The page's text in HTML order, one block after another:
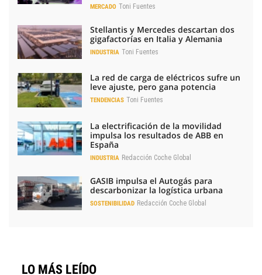
MERCADO Toni Fuentes
Stellantis y Mercedes descartan dos
gigafactorías en Italia y Alemania
INDUSTRIA Toni Fuentes
La red de carga de eléctricos sufre un
leve ajuste, pero gana potencia
TENDENCIAS Toni Fuentes
La electrificación de la movilidad
impulsa los resultados de ABB en
España
INDUSTRIA Redacción Coche Global
GASIB impulsa el Autogás para
descarbonizar la logística urbana
SOSTENIBILIDAD Redacción Coche Global
LO MÁS LEÍDO